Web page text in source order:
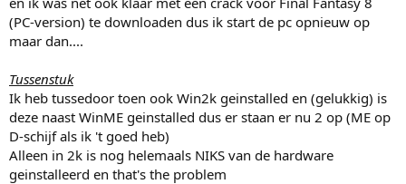
(PC-version) te downloaden dus ik start de pc opnieuw op
maar dan....
Tussenstuk
Ik heb tussedoor toen ook Win2k geinstalled en (gelukkig) is
deze naast WinME geinstalled dus er staan er nu 2 op (ME op
D-schijf als ik 't goed heb)
Alleen in 2k is nog helemaals NIKS van de hardware
geinstalleerd en that's the problem